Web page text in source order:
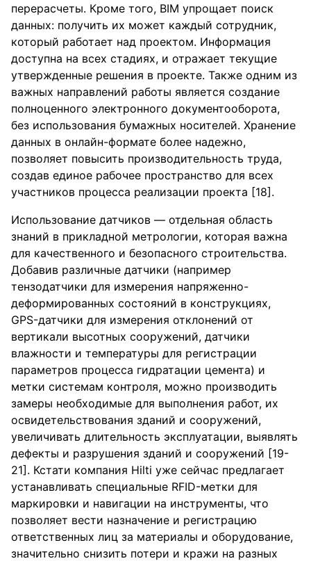
перерасчеты. Кроме того, BIM упрощает поиск
данных: получить их может каждый сотрудник,
который работает над проектом. Информация
доступна на всех стадиях, и отражает текущие
утвержденные решения в проекте. Также одним из
важных направлений работы является создание
полноценного электронного документооборота,
без использования бумажных носителей. Хранение
данных в онлайн-формате более надежно,
позволяет повысить производительность труда,
создав единое рабочее пространство для всех
участников процесса реализации проекта [18].
Использование датчиков — отдельная область
знаний в прикладной метрологии, которая важна
для качественного и безопасного строительства.
Добавив различные датчики (например
тензодатчики для измерения напряженно-
деформированных состояний в конструкциях,
GPS-датчики для измерения отклонений от
вертикали высотных сооружений, датчики
влажности и температуры для регистрации
параметров процесса гидратации цемента) и
метки системам контроля, можно производить
замеры необходимые для выполнения работ, их
освидетельствования зданий и сооружений,
увеличивать длительность эксплуатации, выявлять
дефекты и разрушения зданий и сооружений [19-
21]. Кстати компания Hilti уже сейчас предлагает
устанавливать специальные RFID-метки для
маркировки и навигации на инструменты, что
позволяет вести назначение и регистрацию
ответственных лиц за материалы и оборудование,
значительно снизить потери и кражи на разных